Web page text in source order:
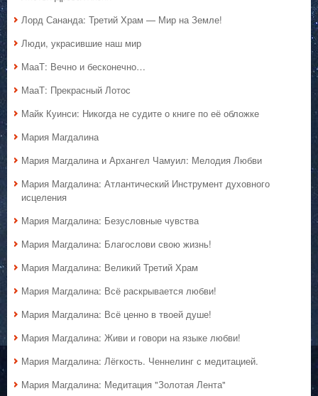
Лорд Сананда: Третий Храм — Мир на Земле!
Люди, украсившие наш мир
МааТ: Вечно и бесконечно…
МааТ: Прекрасный Лотос
Майк Куинси: Никогда не судите о книге по её обложке
Мария Магдалина
Мария Магдалина и Архангел Чамуил: Мелодия Любви
Мария Магдалина: Атлантический Инструмент духовного
исцеления
Мария Магдалина: Безусловные чувства
Мария Магдалина: Благослови свою жизнь!
Мария Магдалина: Великий Третий Храм
Мария Магдалина: Всё раскрывается любви!
Мария Магдалина: Всё ценно в твоей душе!
Мария Магдалина: Живи и говори на языке любви!
Мария Магдалина: Лёгкость. Ченнелинг с медитацией.
Мария Магдалина: Медитация "Золотая Лента"